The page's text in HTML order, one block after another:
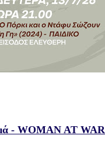
- WOMAN AT